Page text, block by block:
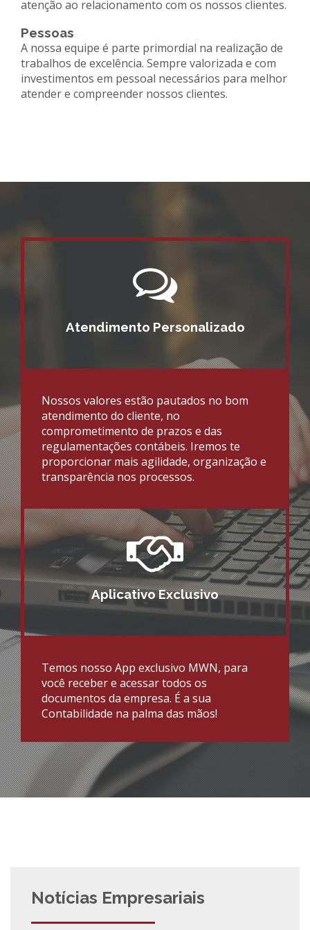
atenção ao relacionamento com os nossos clientes.
Pessoas
A nossa equipe é parte primordial na realização de
trabalhos de excelência. Sempre valorizada e com
investimentos em pessoal necessários para melhor
atender e compreender nossos clientes.
Atendimento Personalizado
Nossos valores estão pautados no bom
atendimento do cliente, no
comprometimento de prazos e das
regulamentações contábeis. Iremos te
proporcionar mais agilidade, organização e
transparência nos processos.
Aplicativo Exclusivo
Temos nosso App exclusivo MWN, para
você receber e acessar todos os
documentos da empresa. É a sua
Contabilidade na palma das mãos!
Notícias Empresariais